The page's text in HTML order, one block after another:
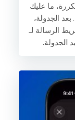
ما عليك
الجدولة،
الرسالة لـ
الجدولة.